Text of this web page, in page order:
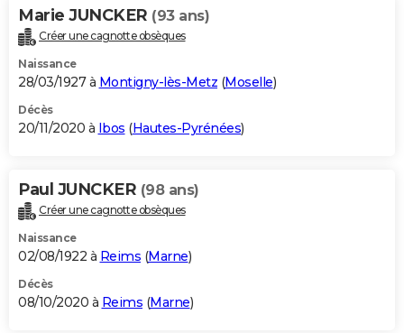
Marie JUNCKER (93 ans)
Créer une cagnotte obsèques
Naissance
28/03/1927 à Montigny-lès-Metz (Moselle)
Décès
20/11/2020 à Ibos (Hautes-Pyrénées)
Paul JUNCKER (98 ans)
Créer une cagnotte obsèques
Naissance
02/08/1922 à Reims (Marne)
Décès
08/10/2020 à Reims (Marne)